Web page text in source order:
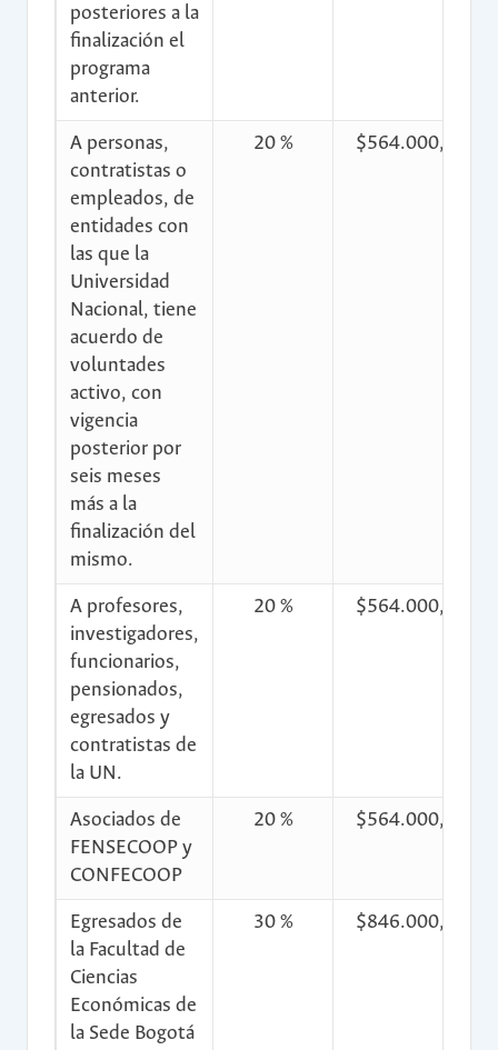
posteriores a la
finalización el
programa
anterior.
A personas,
contratistas o
empleados, de
entidades con
las que la
Universidad
Nacional, tiene
acuerdo de
voluntades
activo, con
vigencia
posterior por
seis meses
más a la
finalización del
mismo.
20 % $564.000,00
A profesores,
investigadores,
funcionarios,
pensionados,
egresados y
contratistas de
la UN.
20 % $564.000,00
Asociados de
FENSECOOP y
CONFECOOP
20 % $564.000,00
Egresados de
la Facultad de
Ciencias
Económicas de
la Sede Bogotá
30 % $846.000,00